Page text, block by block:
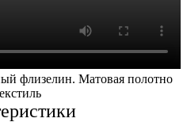
флизелин. Матовая полотно